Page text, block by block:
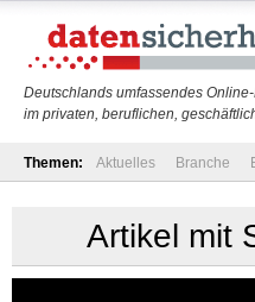
Deutschlands umfassendes
im privaten, beruflichen,
Themen: Aktuelles Branche
Artikel mit